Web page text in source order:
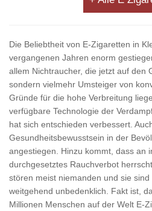
Die Beliebtheit von E-Zigaretten in
vergangenen Jahren enorm
allem Nichtraucher, die jetzt auf den
sondern vielmehr Umsteiger von
Gründe für die hohe Verbreitung
verfügbare Technologie der
hat sich entschieden verbessert.
Gesundheitsbewusstsein in der
angestiegen. Hinzu kommt, dass an
durchgesetztes Rauchverbot
stören meist niemanden und sie
weitgehend unbedenklich. Fakt ist,
Millionen Menschen auf der Welt E-